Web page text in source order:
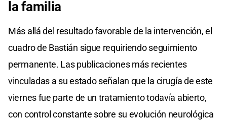
la familia
Más allá del resultado favorable de la intervención, el
cuadro de Bastián sigue requiriendo seguimiento
permanente. Las publicaciones más recientes
vinculadas a su estado señalan que la cirugía de este
viernes fue parte de un tratamiento todavía abierto,
con control constante sobre su evolución neurológica